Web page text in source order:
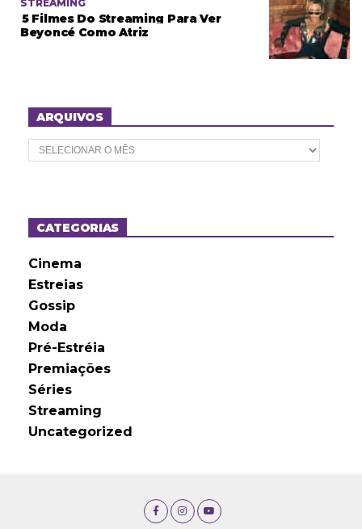
STREAMING
5 Filmes Do Streaming Para Ver
Beyoncé Como Atriz
ARQUIVOS
A
r
o
sCATEGORIAS
Cinema
Estreias
Gossip
Moda
Pré-Estréia
Premiações
Séries
Streaming
Uncategorized